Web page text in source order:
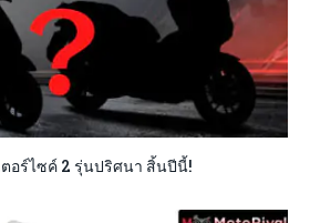
ตอร์ไซค์ 2 รุ่นปริศนา สิ้นปีนี้!